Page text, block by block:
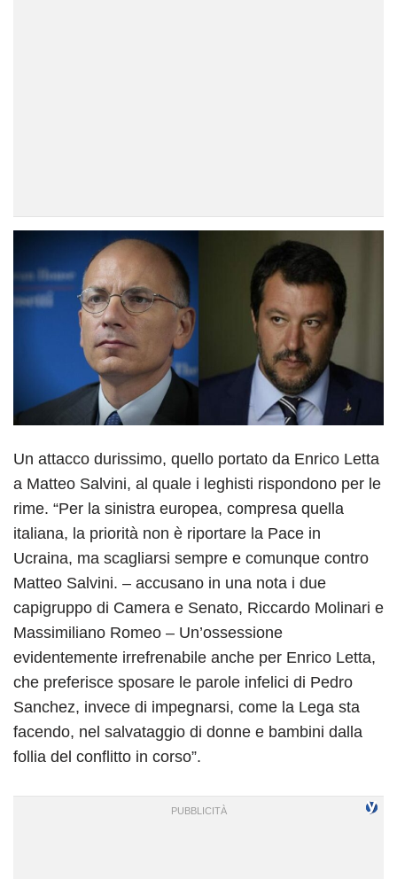
Un attacco durissimo, quello portato da Enrico Letta
a Matteo Salvini, al quale i leghisti rispondono per le
rime. “Per la sinistra europea, compresa quella
italiana, la priorità non è riportare la Pace in
Ucraina, ma scagliarsi sempre e comunque contro
Matteo Salvini. – accusano in una nota i due
capigruppo di Camera e Senato, Riccardo Molinari e
Massimiliano Romeo – Un’ossessione
evidentemente irrefrenabile anche per Enrico Letta,
che preferisce sposare le parole infelici di Pedro
Sanchez, invece di impegnarsi, come la Lega sta
facendo, nel salvataggio di donne e bambini dalla
follia del conflitto in corso”.